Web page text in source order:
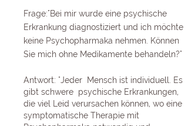
Frage:"Bei mir wurde eine psychische
Erkrankung diagnostiziert und ich möchte
keine Psychopharmaka nehmen. Können
Sie mich ohne Medikamente behandeln?"
Antwort: "Jeder Mensch ist individuell. Es
gibt schwere psychische Erkrankungen,
die viel Leid verursachen können, wo eine
symptomatische Therapie mit